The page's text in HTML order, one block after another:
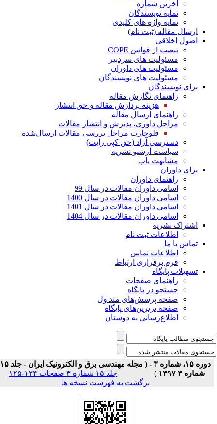
آخرین شماره
نمایه نویسندگان
نمایه واژه های کلیدی
ارسال مقاله (ثبت نام)
اصول اخلاقی
تبعیت از قوانین COPE
مسئولیت های سردبیر
مسئولیت های داوران
مسئولیت های نویسندگان
برای نویسندگان
راهنمای نگارش مقاله
هزینه پردازش مقاله و حق انتشار
راهنمای ارسال مقاله
مراحل داوری، پذیرش و انتشار مقالات
فلوچارت مراحل بررسی مقالات ارسال‌شده
دسترسی آزاد (حق کپی رایت)
سیاست آرشیو نشریه
مشابهت یاب
برای داوران
راهنمای داوران
اسامی داوران مقالات در سال 99
اسامی داوران مقالات در سال 1400
اسامی داوران مقالات در سال 1401
اسامی داوران مقالات در سال 1404
اشتراک نشریه
اطلاعات ثبت نام
تماس با ما
اطلاعات تماس
فرم برقراری ارتباط
تسهیلات پایگاه
راهنمای صفحات
جستجو در پایگاه
صفحه پرسش‌های متداول
صفحه برترین‌های پایگاه
اطلاع‌رسانی به دوستان
دوره ۱۵، شماره ۳ - ( مجله مهندسی برق و الکترونیک ایران - جلد ۱۵
شماره ۳ ۱۳۹۷ )
جلد ۱۵ شماره ۳ صفحات ۱۳۴-۱۲۵
|
برگشت به فهرست نسخه ها